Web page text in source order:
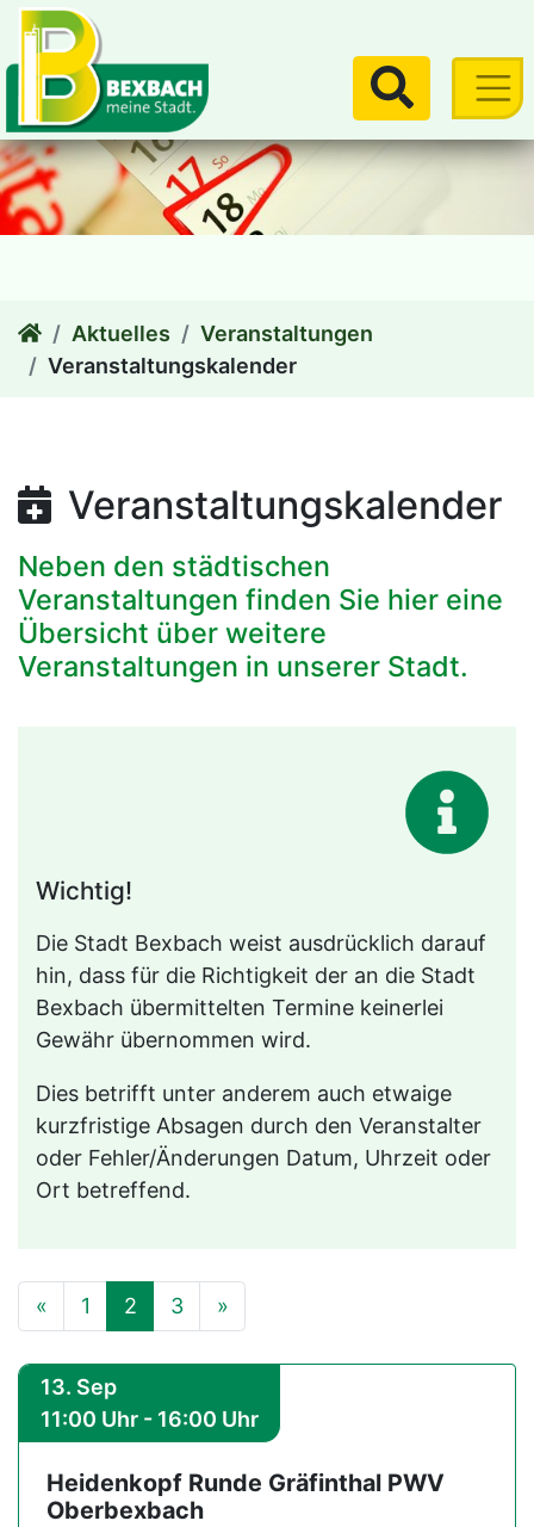
zum Inhalt
Suchen
Aktuelles
Veranstaltungen
Veranstaltungskalender
Veranstaltungskalender
Neben den städtischen
Veranstaltungen finden Sie hier eine
Übersicht über weitere
Veranstaltungen in unserer Stadt.
Wichtig!
Die Stadt Bexbach weist ausdrücklich darauf
hin, dass für die Richtigkeit der an die Stadt
Bexbach übermittelten Termine keinerlei
Gewähr übernommen wird.
Dies betrifft unter anderem auch etwaige
kurzfristige Absagen durch den Veranstalter
oder Fehler/Änderungen Datum, Uhrzeit oder
Ort betreffend.
« Vorherige
1 2 3 »Nächste
13. Sep
11:00 Uhr - 16:00 Uhr
Heidenkopf Runde Gräfinthal PWV
Oberbexbach